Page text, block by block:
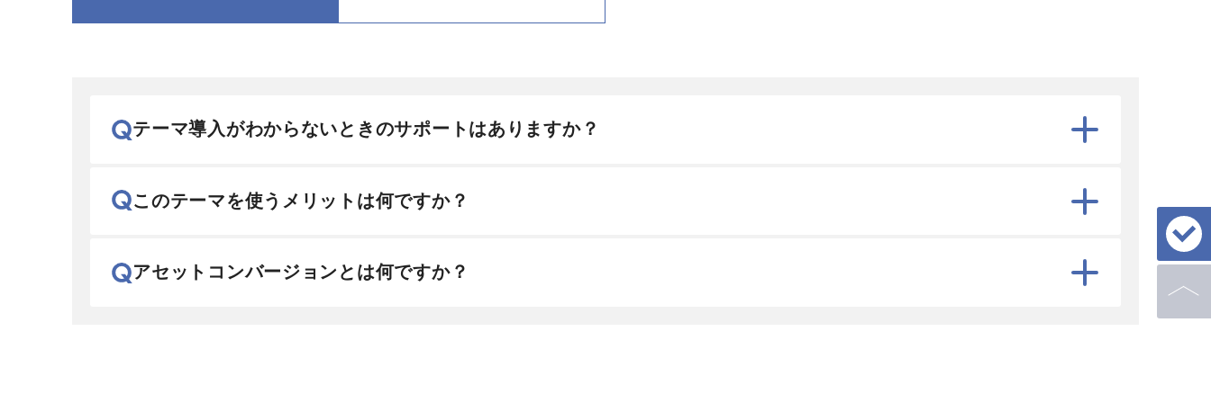
テーマ導入がわからないときのサポートはありますか？
このテーマを使うメリットは何ですか？
アセットコンバージョンとは何ですか？